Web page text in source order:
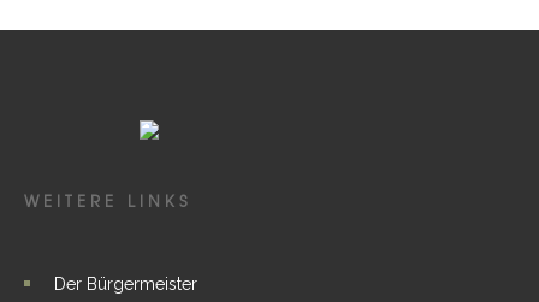
WEITERE LINKS
Der Bürgermeister